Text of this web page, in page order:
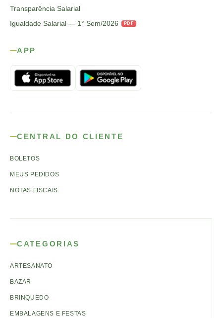
Transparência Salarial
Igualdade Salarial — 1° Sem/2026
PDF
APP
CENTRAL DO CLIENTE
BOLETOS
MEUS PEDIDOS
NOTAS FISCAIS
CATEGORIAS
ARTESANATO
BAZAR
BRINQUEDO
EMBALAGENS E FESTAS